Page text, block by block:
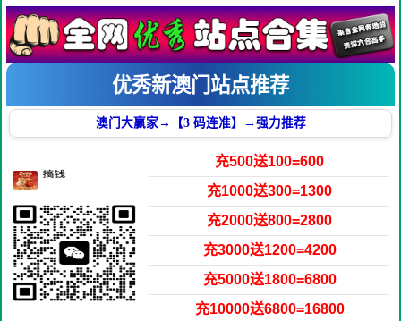
优秀新澳门站点推荐
澳门大赢家→【3 码连准】→强力推荐
充500送100=600
充1000送300=1300
充2000送800=2800
充3000送1200=4200
充5000送1800=6800
充10000送6800=16800